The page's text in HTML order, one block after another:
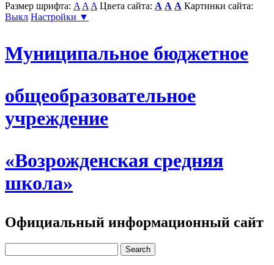
Размер шрифта: A A A Цвета сайта: A A A Картинки сайта:
Выкл Настройки ▼
Муниципальное бюджетное
общеобразовательное
учреждение
«Возрожденская средняя
школа»
Официальный информационный сайт